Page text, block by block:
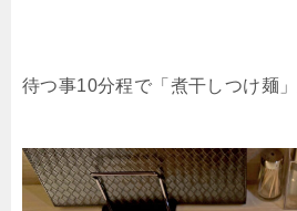
待つ事10分程で「煮干しつけ麺」